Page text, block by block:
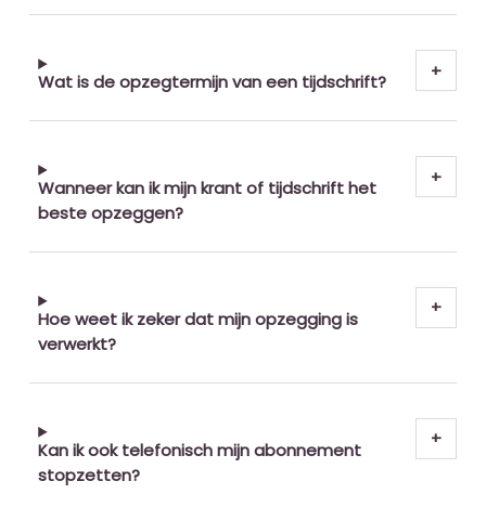
Wat is de opzegtermijn van een tijdschrift?
Wanneer kan ik mijn krant of tijdschrift het
beste opzeggen?
Hoe weet ik zeker dat mijn opzegging is
verwerkt?
Kan ik ook telefonisch mijn abonnement
stopzetten?